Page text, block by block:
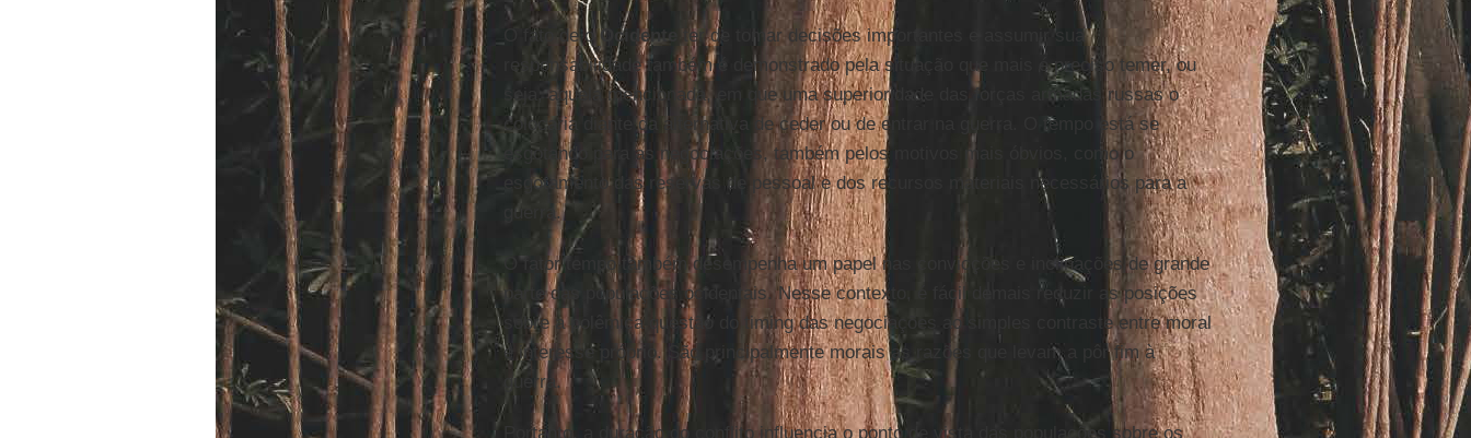
O fato de oOcidente
ter de tomar decisões importantes e assumir sua
responsabilidade também é demonstrado pela situação que mais é preciso temer, ou
seja, aquela mencionada, em que uma superioridade das forças armadas russas o
colocaria diante da alternativa de ceder ou de entrar na guerra. O tempo está se
esgotando para as negociações, também pelos motivos mais óbvios, como o
esgotamento das reservas de pessoal e dos recursos materiais necessários para a
guerra.
O fator tempo também desempenha um papel nas convicções e inclinações de grande
parte das populações ocidentais. Nesse contexto, é fácil demais reduzir as posições
sobre a polêmica questão do timing das negociações ao simples contraste entre moral
e interesse próprio. São principalmente morais as razões que levam a pôr fim à
guerra.
Portanto, a duração do conflito influencia o ponto de vista das populações sobre os